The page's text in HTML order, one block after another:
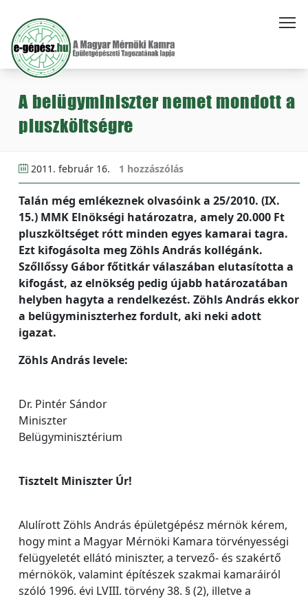
A belügyminiszter nemet mondott a
pluszköltségre
2011. február 16. 1 hozzászólás
Talán még emlékeznek olvasóink a 25/2010. (IX.
15.) MMK Elnökségi határozatra, amely 20.000 Ft
pluszköltséget rótt minden egyes kamarai tagra.
Ezt kifogásolta meg Zöhls András kollégánk.
Szőllőssy Gábor főtitkár válaszában elutasította a
kifogást, az elnökség pedig újabb határozatában
helyben hagyta a rendelkezést. Zöhls András ekkor
a belügyminiszterhez fordult, aki neki adott
igazat.
Zöhls András levele:
Dr. Pintér Sándor
Miniszter
Belügyminisztérium
Tisztelt Miniszter Úr!
Alulírott Zöhls András épületgépész mérnök kérem,
hogy mint a Magyar Mérnöki Kamara törvényességi
felügyeletét ellátó miniszter, a tervező- és szakértő
mérnökök, valamint építészek szakmai kamaráiról
szóló 1996. évi LVIII. törvény 38. § (2), illetve a